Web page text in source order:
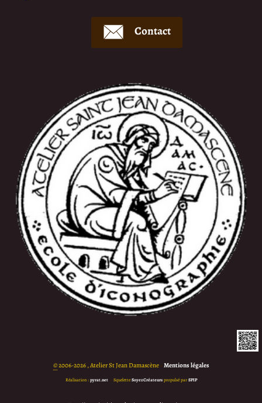
Contact
©2006-2026 , Atelier St Jean Damascène • Mentions légales
Réalisation :pyrat.net • SqueletteSoyezCréateurspropulsé parSPIP